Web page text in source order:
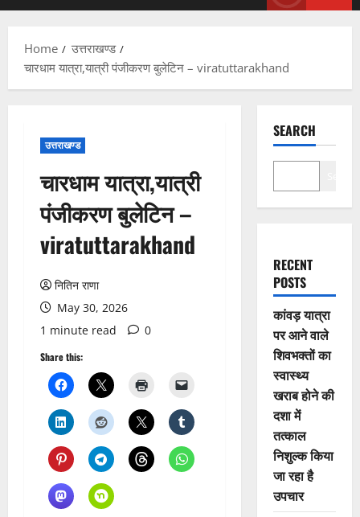
Home
उत्तराखण्ड
चारधाम यात्रा,यात्री पंजीकरण बुलेटिन – viratuttarakhand
उत्तराखण्ड
चारधाम यात्रा,यात्री
पंजीकरण बुलेटिन –
viratuttarakhand
नितिन राणा
May 30, 2026
1 minute read
0
Share this:
SEARCH
RECENT
POSTS
कांवड़ यात्रा
पर आने वाले
शिवभक्तों का
स्वास्थ्य
खराब होने की
दशा में
तत्काल
निशुल्क किया
जा रहा है
उपचार